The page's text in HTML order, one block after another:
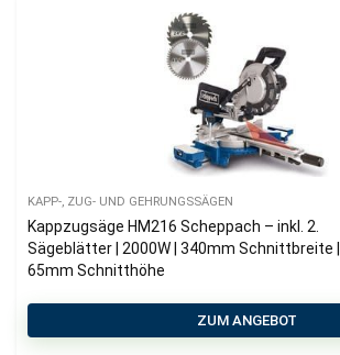
KAPP-, ZUG- UND GEHRUNGSSÄGEN
Kappzugsäge HM216 Scheppach – inkl. 2.
Sägeblätter | 2000W | 340mm Schnittbreite |
65mm Schnitthöhe
ZUM ANGEBOT